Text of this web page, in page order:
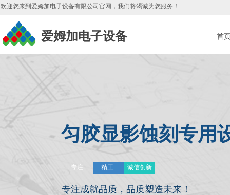
欢迎您来到爱姆加电子设备有限公司官网，我们将竭诚为您服务 ！
首
爱姆加电子设备
匀胶显影蚀刻专用
诚信创新
专注 精工
专注成就品质， 品质塑造未来！